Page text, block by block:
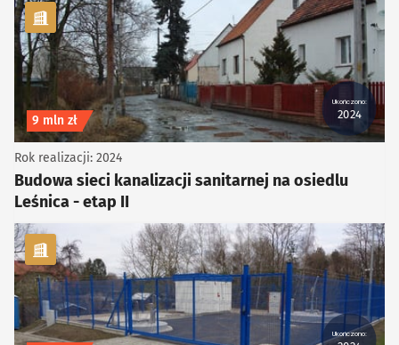
kategoria Infrastruktura
Ukończono:
2024
Koszt inwestycji
9 mln zł
Budowa sieci kanalizacji sanitarnej na osiedlu
Leśnica - etap II
Rok realizacji: 2024
kategoria Infrastruktura
Ukończono: